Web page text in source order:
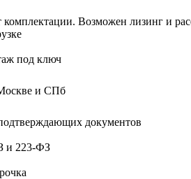
комплектации. Возможен лизинг и
под ключ
и СПб
документов
и 223-ФЗ